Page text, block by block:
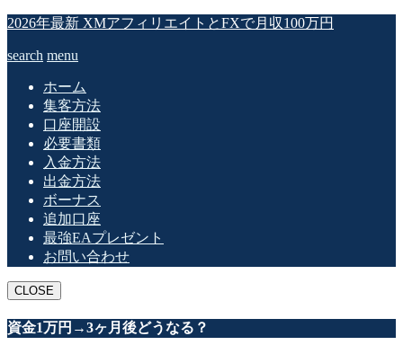
2026年最新 XMアフィリエイトとFXで月収100万円
search menu
ホーム
集客方法
口座開設
必要書類
入金方法
出金方法
ボーナス
追加口座
最強EAプレゼント
お問い合わせ
CLOSE
資金1万円→3ヶ月後どうなる？